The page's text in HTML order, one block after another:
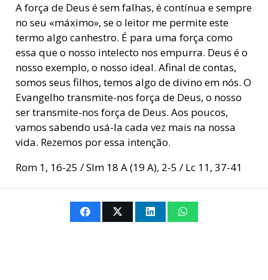
A força de Deus é sem falhas, é contínua e sempre
no seu «máximo», se o leitor me permite este
termo algo canhestro. É para uma força como
essa que o nosso intelecto nos empurra. Deus é o
nosso exemplo, o nosso ideal. Afinal de contas,
somos seus filhos, temos algo de divino em nós. O
Evangelho transmite-nos força de Deus, o nosso
ser transmite-nos força de Deus. Aos poucos,
vamos sabendo usá-la cada vez mais na nossa
vida. Rezemos por essa intenção.
Rom 1, 16-25 / Slm 18 A (19 A), 2-5 / Lc 11, 37-41